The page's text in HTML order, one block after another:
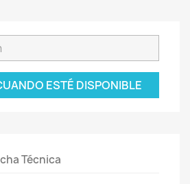
ESTÉ DISPONIBLE
Técnica